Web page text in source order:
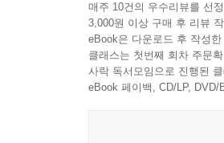
아니라 ‘미래를 준비하는
그리고 집이 가진 ‘실
풀어낸다.
이 책은 이론에 머물지
몰리는지, 그 흐름이 어
매주 10건의 우수리뷰를 선
3,000원 이상 구매 후 리뷰
eBook은 다운로드 후 작성
클래스는 첫번째 회차 주문
사락 독서모임으로 진행된
eBook 페이백, CD/LP,